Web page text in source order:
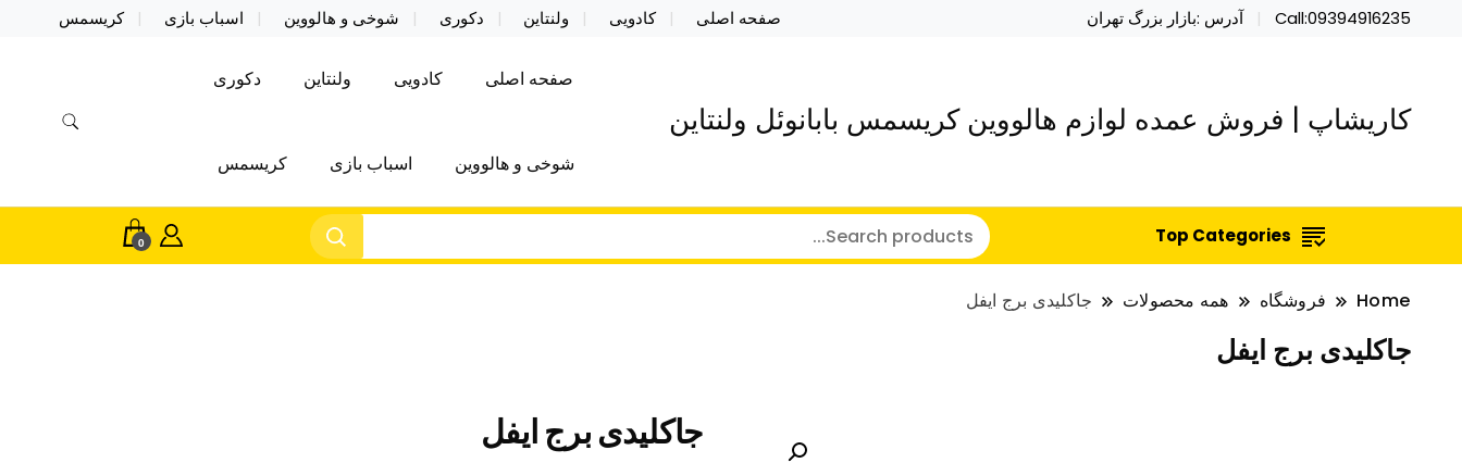
Call:09394916235 آدرس :بازار بزرگ تهران صفحه اصلی کادویی ولنتاین دکوری شوخی و هالووین اسباب بازی کریسمس
کاریشاپ | فروش عمده لوازم هالووین کریسمس بابانوئل ولنتاین
صفحه اصلی کادویی ولنتاین دکوری
شوخی و هالووین اسباب بازی کریسمس
Top Categories
0
Home فروشگاه همه محصولات جاکلیدی برج ایفل
جاکلیدی برج ایفل
جاکلیدی برج ایفل